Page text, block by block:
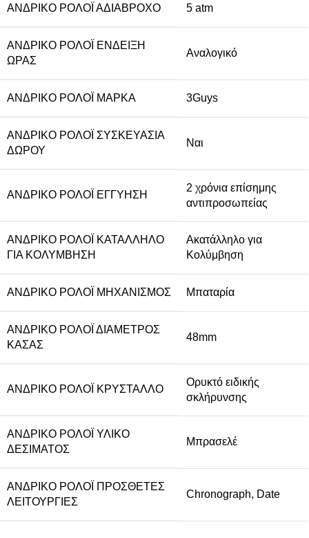
ΑΝΔΡΙΚΌ ΡΟΛΌΙ ΑΔΙΆΒΡΟΧΟ 5 atm
ΑΝΔΡΙΚΌ ΡΟΛΌΙ ΈΝΔΕΙΞΗ
ΏΡΑΣ
Αναλογικό
ΑΝΔΡΙΚΌ ΡΟΛΌΙ ΜΆΡΚΑ 3Guys
ΑΝΔΡΙΚΌ ΡΟΛΌΙ ΣΥΣΚΕΥΑΣΊΑ
ΔΏΡΟΥ
Ναι
ΑΝΔΡΙΚΌ ΡΟΛΌΙ ΕΓΓΎΗΣΗ
2 χρόνια επίσημης
αντιπροσωπείας
ΑΝΔΡΙΚΌ ΡΟΛΌΙ ΚΑΤΆΛΛΗΛΟ
ΓΙΑ ΚΟΛΎΜΒΗΣΗ
Ακατάλληλο για
Κολύμβηση
ΑΝΔΡΙΚΌ ΡΟΛΌΙ ΜΗΧΑΝΙΣΜΌΣ Μπαταρία
ΑΝΔΡΙΚΌ ΡΟΛΌΙ ΔΙΆΜΕΤΡΟΣ
ΚΆΣΑΣ
48mm
ΑΝΔΡΙΚΌ ΡΟΛΌΙ ΚΡΎΣΤΑΛΛΟ
Ορυκτό ειδικής
σκλήρυνσης
ΑΝΔΡΙΚΌ ΡΟΛΌΙ ΥΛΙΚΌ
ΔΈΣΙΜΑΤΟΣ
Μπρασελέ
ΑΝΔΡΙΚΌ ΡΟΛΌΙ ΠΡΌΣΘΕΤΕΣ
ΛΕΙΤΟΥΡΓΊΕΣ
Chronograph, Date